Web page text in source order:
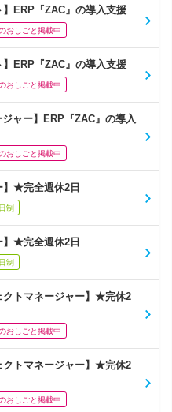
ERP『ZAC』の導入支援
おしごと掲載中
ERP『ZAC』の導入支援
おしごと掲載中
ャー】ERP『ZAC』の導入
おしごと掲載中
】★完全週休2日
制
】★完全週休2日
制
クトマネージャー】★完休2
おしごと掲載中
クトマネージャー】★完休2
おしごと掲載中